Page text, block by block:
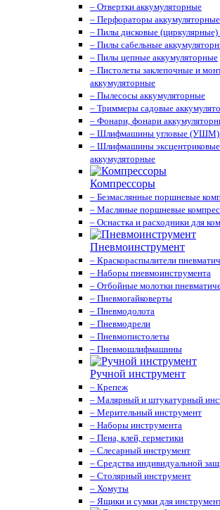
– Отвертки аккумуляторные
– Перфораторы аккумуляторные
– Пилы дисковые (циркулярные)
– Пилы сабельные
– Пилы цепные аккумуляторные
– Пистолеты заклепочные и
аккумуляторные
– Пылесосы аккумуляторные
– Триммеры садовые
– Фонари, фонари
– Шлифмашины угловые (УШМ)
– Шлифмашины
аккумуляторные
Компрессоры
– Безмаслянные поршневые
– Масляные поршневые
– Оснастка и расходники для
Пневмоинструмент
– Краскораспылители
– Наборы пневмоинструмента
– Отбойные молотки
– Пневмогайковерты
– Пневмодолота
– Пневмодрели
– Пневмопистолеты
– Пневмошлифмашины
Ручной инструмент
– Крепеж
– Малярный и штукатурный
– Мерительный инструмент
– Наборы инструмента
– Пена, клей, герметики
– Слесарный инструмент
– Средства индивидуальной
– Столярный инструмент
– Хомуты
– Ящики и сумки для